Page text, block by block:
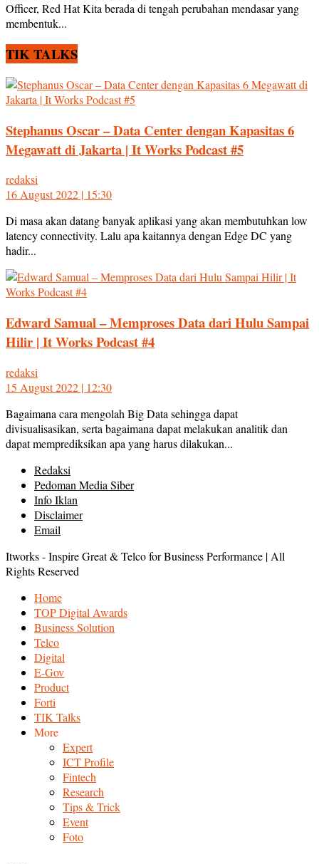
Officer, Red Hat Kita berada di tengah perubahan mendasar yang
membentuk...
TIK TALKS
Stephanus Oscar – Data Center dengan Kapasitas 6
Megawatt di Jakarta | It Works Podcast #5
redaksi
16 August 2022 | 15:30
Di masa akan datang banyak aplikasi yang akan membutuhkan low
latency connectivity. Lalu apa kaitannya dengan Edge DC yang
hadir...
Edward Samual – Memproses Data dari Hulu Sampai
Hilir | It Works Podcast #4
redaksi
15 August 2022 | 12:30
Bagaimana cara mengolah Big Data sehingga dapat
divisualisasikan, serta bagaimana dapat melakukan analitik dan
dapat memprediksikan apa yang harus dilakukan...
Redaksi
Pedoman Media Siber
Info Iklan
Disclaimer
Email
Itworks - Inspire Great & Telco for Business Performance | All
Rights Reserved
Home
TOP Digital Awards
Business Solution
Telco
Digital
E-Gov
Product
Forti
TIK Talks
More
Expert
ICT Profile
Fintech
Research
Tips & Trick
Event
Foto